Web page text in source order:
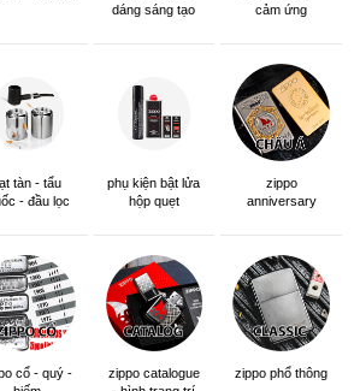
dáng sáng tạo
cảm ứng
tàn - tẩu
- đầu lọc
phụ kiện bật lửa
hộp quẹt
zippo
anniversary
cổ - quý -
zippo catalogue
zippo phổ thông